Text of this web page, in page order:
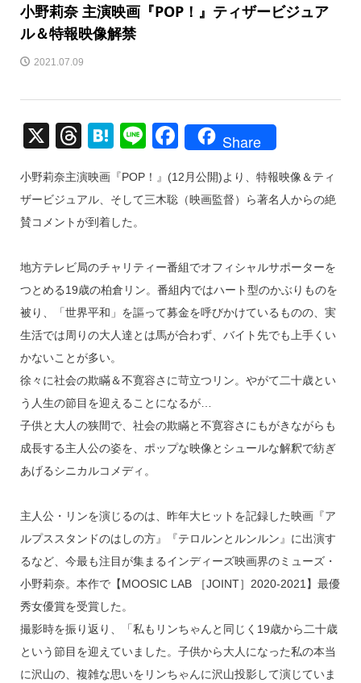
小野莉奈 主演映画『POP！』ティザービジュア
ル＆特報映像解禁
2021.07.09
X T
e
a
s
H
e
n
Li
e
F
c
e
o
o
k
Share
小野莉奈主演映画『POP！』(12月公開)より、特報映像＆ティ
ザービジュアル、そして三木聡（映画監督）ら著名人からの絶
賛コメントが到着した。
地方テレビ局のチャリティー番組でオフィシャルサポーターを
つとめる19歳の柏倉リン。番組内ではハート型のかぶりものを
被り、「世界平和」を謳って募金を呼びかけているものの、実
生活では周りの大人達とは馬が合わず、バイト先でも上手くい
かないことが多い。
徐々に社会の欺瞞＆不寛容さに苛立つリン。やがて二十歳とい
う人生の節目を迎えることになるが…
子供と大人の狭間で、社会の欺瞞と不寛容さにもがきながらも
成長する主人公の姿を、ポップな映像とシュールな解釈で紡ぎ
あげるシニカルコメディ。
主人公・リンを演じるのは、昨年大ヒットを記録した映画『ア
ルプススタンドのはしの方』『テロルンとルンルン』に出演す
るなど、今最も注目が集まるインディーズ映画界のミューズ・
小野莉奈。本作で【MOOSIC LAB ［JOINT］2020-2021】最優
秀女優賞を受賞した。
撮影時を振り返り、「私もリンちゃんと同じく19歳から二十歳
という節目を迎えていました。子供から大人になった私の本当
に沢山の、複雑な思いをリンちゃんに沢山投影して演じていま